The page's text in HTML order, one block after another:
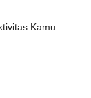
Kamu.